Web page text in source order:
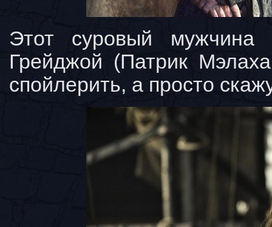
Этот суровый
Грейджой (Патрик
спойлерить, а просто